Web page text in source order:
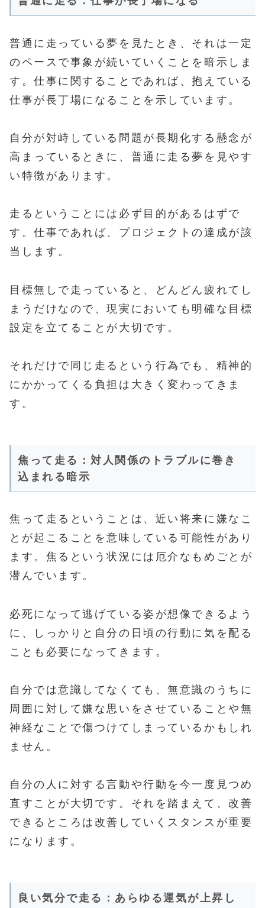
普通に走っている夢を見たとき、それは一定
のペースで事象が続いていくことを暗示しま
す。仕事に関することであれば、抱えている
仕事が長丁場になることを示しています。
自分が対峙している問題が長期化する懸念が
高まっているときに、普通に走る夢を見やす
い特徴があります。
走るということには必ず目的があるはずで
す。仕事であれば、プロジェクトの達成が該
当します。
目標無しで走っていると、どんどん疲れてし
まうだけなので、現実においても明確な目標
設定を立てることが大切です。
それだけで同じ走るという行為でも、精神的
にかかってくる負担は大きく変わってきま
す。
焦って走る：対人関係のトラブルに巻き
込まれる暗示
焦って走るということは、近い将来に嫌なこ
とが起こることを意味している可能性があり
ます。焦るという状況には厄介なもめごとが
潜んでいます。
必死になって逃げている姿が想像できるよう
に、しっかりと自分の日頃の行動に気を配る
ことも必要になってきます。
自分では意識してなくても、無意識のうちに
周囲に対して嫌な思いをさせていることや無
神経なことで傷つけてしまっているかもしれ
ません。
自分の人に対する言動や行動を今一度見つめ
直すことが大切です。それを踏まえて、改善
できるところは改善していくスタンスが重要
になります。
良い気分で走る：あらゆる運気が上昇し